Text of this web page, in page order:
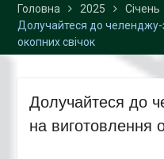
Головна 2025 Січень
Долучайтеся до челенджу-
окопних свічок
Долучайтеся до
на виготовлення